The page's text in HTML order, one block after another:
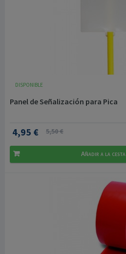
DISPONIBLE
Panel de Señalización para Pica
4,95 € 5,50 €
Añadir a la cesta